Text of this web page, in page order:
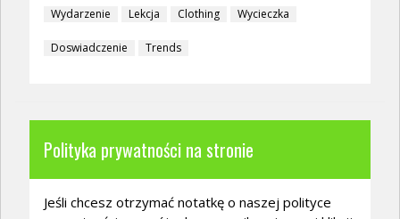
Wydarzenie Lekcja Clothing Wycieczka
Doswiadczenie Trends
Polityka prywatności na stronie
Jeśli chcesz otrzymać notatkę o naszej polityce